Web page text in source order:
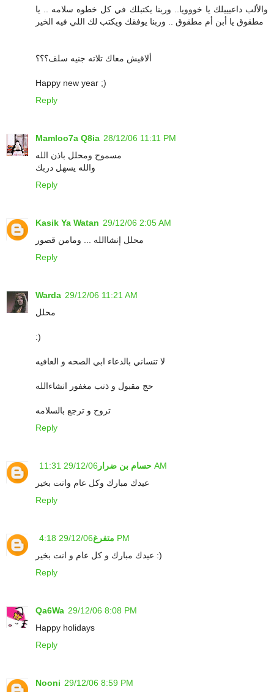
والألب داعيييلك يا خووويا.. وربنا يكتبلك في كل خطوه سلامه .. يا
مطقوق يا أبن أم مطقوق .. وربنا يوفقك ويكتب لك اللي فيه الخير
ألاقيش معاك تلاته جنيه سلف؟؟؟
Happy new year ;)
Reply
Mamloo7a Q8ia 28/12/06 11:11 PM
مسموح ومحلل باذن الله
والله يسهل دربك
Reply
Kasik Ya Watan 29/12/06 2:05 AM
محلل إنشاالله ... ومامن قصور
Reply
Warda 29/12/06 11:21 AM
محلل
:)
لا تنساني بالدعاء ابي الصحه و العافيه
حج مقبول و ذنب مغفور انشاءالله
تروح و ترجع بالسلامه
Reply
حسام بن ضرار 29/12/06 11:31 AM
عيدك مبارك وكل عام وانت بخير
Reply
متفرغ 29/12/06 4:18 PM
عيدك مبارك و كل عام و انت بخير :)
Reply
Qa6Wa 29/12/06 8:08 PM
Happy holidays
Reply
Nooni 29/12/06 8:59 PM